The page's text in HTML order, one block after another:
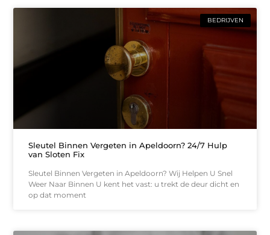
BEDRIJVEN
Sleutel Binnen Vergeten in Apeldoorn? 24/7 Hulp
van Sloten Fix
Sleutel Binnen Vergeten in Apeldoorn? Wij Helpen U Snel
Weer Naar Binnen U kent het vast: u trekt de deur dicht en
op dat moment